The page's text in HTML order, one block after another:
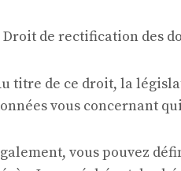
Droit de rectification des
titre de ce droit, la
vous concernant
vous pouvez